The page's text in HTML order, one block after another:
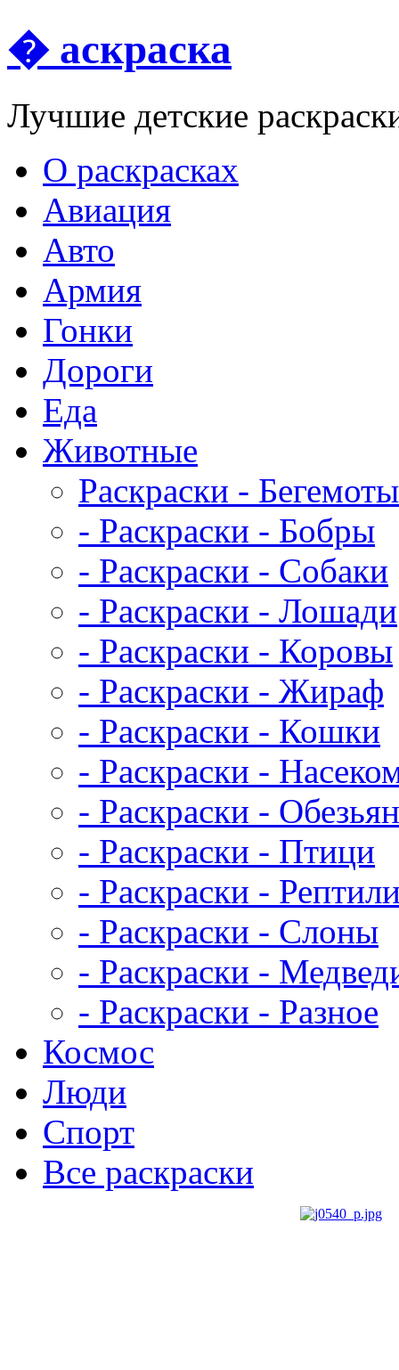
� аскраска
Лучшие детские
О раскрасках
Авиация
Авто
Армия
Гонки
Дороги
Еда
Животныe
Раскраски - Бегемоты
- Раскраски - Бобры
- Раскраски - Собаки
- Раскраски - Лошади
- Раскраски - Коровы
- Раскраски - Жираф
- Раскраски - Кошки
- Раскраски -
- Раскраски -
- Раскраски - Птици
- Раскраски -
- Раскраски - Слоны
- Раскраски -
- Раскраски - Разное
Космос
Люди
Спорт
Все раскраски